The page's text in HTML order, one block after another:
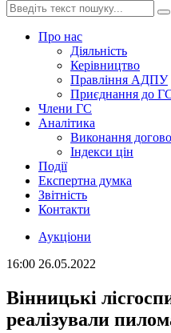
Про нас
Діяльність
Керівництво
Правління АДПУ
Приєднання до
Члени ГС
Аналітика
Виконання
Індекси цін
Події
Експертна думка
Звітність
Контакти
Аукціони
16:00 26.05.2022
Вінницькі
реалізували